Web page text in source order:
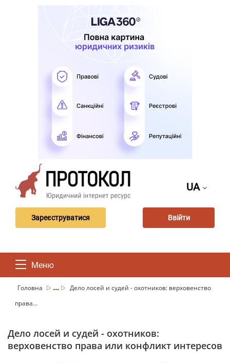
UA
Зареєструватися Ввійти
Меню
Головна ...
Дело лосей и судей - охотников: верховенство
права...
Дело лосей и судей - охотников:
верховенство права или конфликт интересов